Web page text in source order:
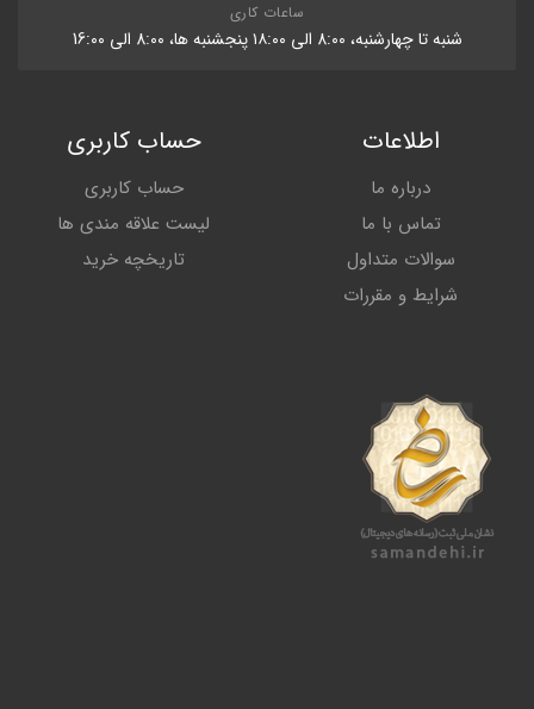
ساعات کاری
شنبه تا چهارشنبه، 8:۰۰ الی ۱۸:۰۰ پنجشنبه ها، 8:۰۰ الی 16:۰۰
اطلاعات
درباره ما
تماس با ما
سوالات متداول
شرایط و مقررات
حساب کاربری
حساب کاربری
لیست علاقه مندی ها
تاریخچه خرید